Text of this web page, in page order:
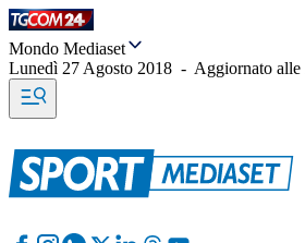
Mondo Mediaset
Lunedì 27 Agosto 2018 - Aggiornato alle